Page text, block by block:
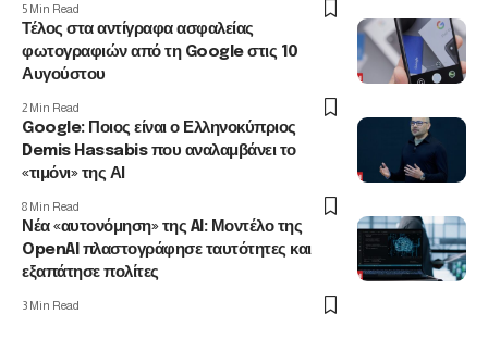
5 Min Read
Τέλος στα αντίγραφα ασφαλείας
φωτογραφιών από τη Google στις 10
Αυγούστου
2 Min Read
Google: Ποιος είναι ο Ελληνοκύπριος
Demis Hassabis που αναλαμβάνει το
«τιμόνι» της ΑΙ
8 Min Read
Νέα «αυτονόμηση» της AI: Μοντέλο της
OpenAI πλαστογράφησε ταυτότητες και
εξαπάτησε πολίτες
3 Min Read